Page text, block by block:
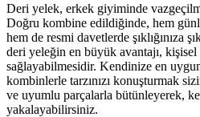
Deri yelek, erkek giyiminde
Doğru kombine edildiğinde, hem
hem de resmi davetlerde şıklığınıza
deri yeleğin en büyük avantajı, kişisel
sağlayabilmesidir. Kendinize en
kombinlerle tarzınızı konuşturmak
ve uyumlu parçalarla bütünleyerek,
yakalayabilirsiniz.